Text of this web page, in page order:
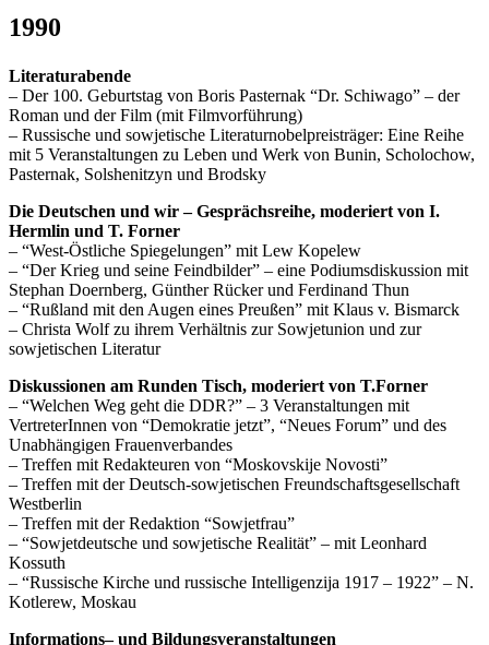
1990
Literaturabende
– Der 100. Geburtstag von Boris Pasternak “Dr. Schiwago” – der
Roman und der Film (mit Filmvorführung)
– Russische und sowjetische Literaturnobelpreisträger: Eine Reihe
mit 5 Veranstaltungen zu Leben und Werk von Bunin, Scholochow,
Pasternak, Solshenitzyn und Brodsky
Die Deutschen und wir – Gesprächsreihe, moderiert von I.
Hermlin und T. Forner
– “West-Östliche Spiegelungen” mit Lew Kopelew
– “Der Krieg und seine Feindbilder” – eine Podiumsdiskussion mit
Stephan Doernberg, Günther Rücker und Ferdinand Thun
– “Rußland mit den Augen eines Preußen” mit Klaus v. Bismarck
– Christa Wolf zu ihrem Verhältnis zur Sowjetunion und zur
sowjetischen Literatur
Diskussionen am Runden Tisch, moderiert von T.Forner
– “Welchen Weg geht die DDR?” – 3 Veranstaltungen mit
VertreterInnen von “Demokratie jetzt”, “Neues Forum” und des
Unabhängigen Frauenverbandes
– Treffen mit Redakteuren von “Moskovskije Novosti”
– Treffen mit der Deutsch-sowjetischen Freundschaftsgesellschaft
Westberlin
– Treffen mit der Redaktion “Sowjetfrau”
– “Sowjetdeutsche und sowjetische Realität” – mit Leonhard
Kossuth
– “Russische Kirche und russische Intelligenzija 1917 – 1922” – N.
Kotlerew, Moskau
Informations– und Bildungsveranstaltungen